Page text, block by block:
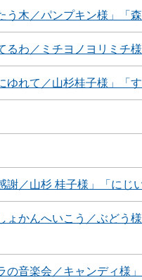
う木／パンプキン様」「
るわ／ミチヨノヨリミチ
ゆれて／山杉桂子様」「
謝／山杉 桂子様」「にじ
ょかんへいこう／ぶどう
の音楽会／キャンディ様